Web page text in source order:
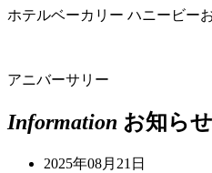
ホテルベーカリー ハニービー
アニバーサリー
Information お知らせ
2025年08月21日